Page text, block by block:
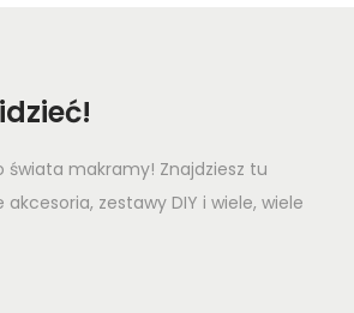
świata makramy! Znajdziesz tu
akcesoria, zestawy DIY i wiele, wiele